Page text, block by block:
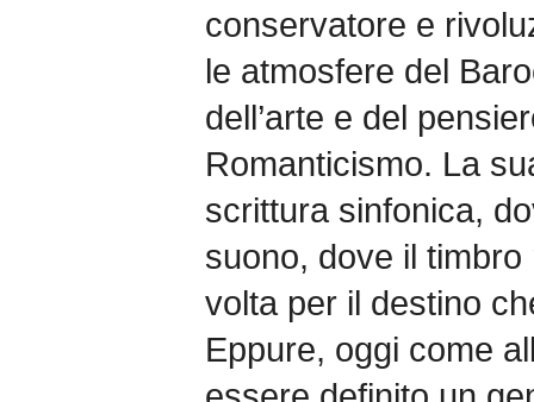
conservatore e
le atmosfere del
dell’arte e del
Romanticismo. La
scrittura sinfonica,
suono, dove il
volta per il destino
Eppure, oggi come